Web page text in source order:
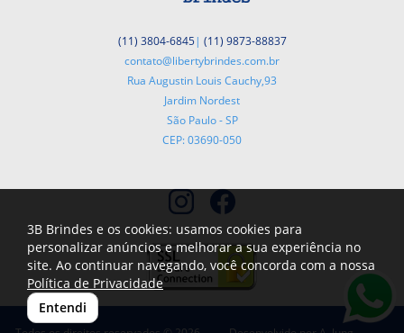
(11) 3804-6845| (11) 9873-88837
contato@libertybrindes.com.br
Rua Augustin Louis Cauchy,93
Jardim Nordest
São Paulo - SP
CEP: 03690-050
3B Brindes e os cookies: usamos cookies para
personalizar anúncios e melhorar a sua experiência no
site. Ao continuar navegando, você concorda com a nossa
Política de Privacidade
Entendi